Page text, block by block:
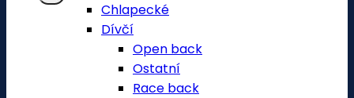
Chlapecké
Dívčí
Open back
Ostatní
Race back